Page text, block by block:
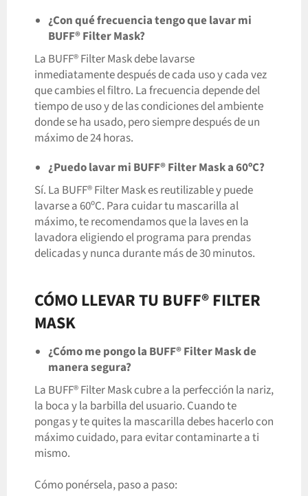
¿Con qué frecuencia tengo que lavar mi
BUFF® Filter Mask?
La BUFF® Filter Mask debe lavarse
inmediatamente después de cada uso y cada vez
que cambies el filtro. La frecuencia depende del
tiempo de uso y de las condiciones del ambiente
donde se ha usado, pero siempre después de un
máximo de 24 horas.
¿Puedo lavar mi BUFF® Filter Mask a 60ºC?
Sí. La BUFF® Filter Mask es reutilizable y puede
lavarse a 60ºC. Para cuidar tu mascarilla al
máximo, te recomendamos que la laves en la
lavadora eligiendo el programa para prendas
delicadas y nunca durante más de 30 minutos.
CÓMO LLEVAR TU BUFF® FILTER
MASK
¿Cómo me pongo la BUFF® Filter Mask de
manera segura?
La BUFF® Filter Mask cubre a la perfección la nariz,
la boca y la barbilla del usuario. Cuando te
pongas y te quites la mascarilla debes hacerlo con
máximo cuidado, para evitar contaminarte a ti
mismo.
Cómo ponérsela, paso a paso: